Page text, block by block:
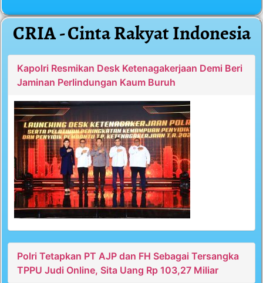
CRIA - Cinta Rakyat Indonesia
Kapolri Resmikan Desk Ketenagakerjaan Demi Beri
Jaminan Perlindungan Kaum Buruh
Polri Tetapkan PT AJP dan FH Sebagai Tersangka
TPPU Judi Online, Sita Uang Rp 103,27 Miliar